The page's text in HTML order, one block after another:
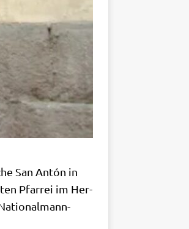
San Antón in
Pfar­rei im Her­